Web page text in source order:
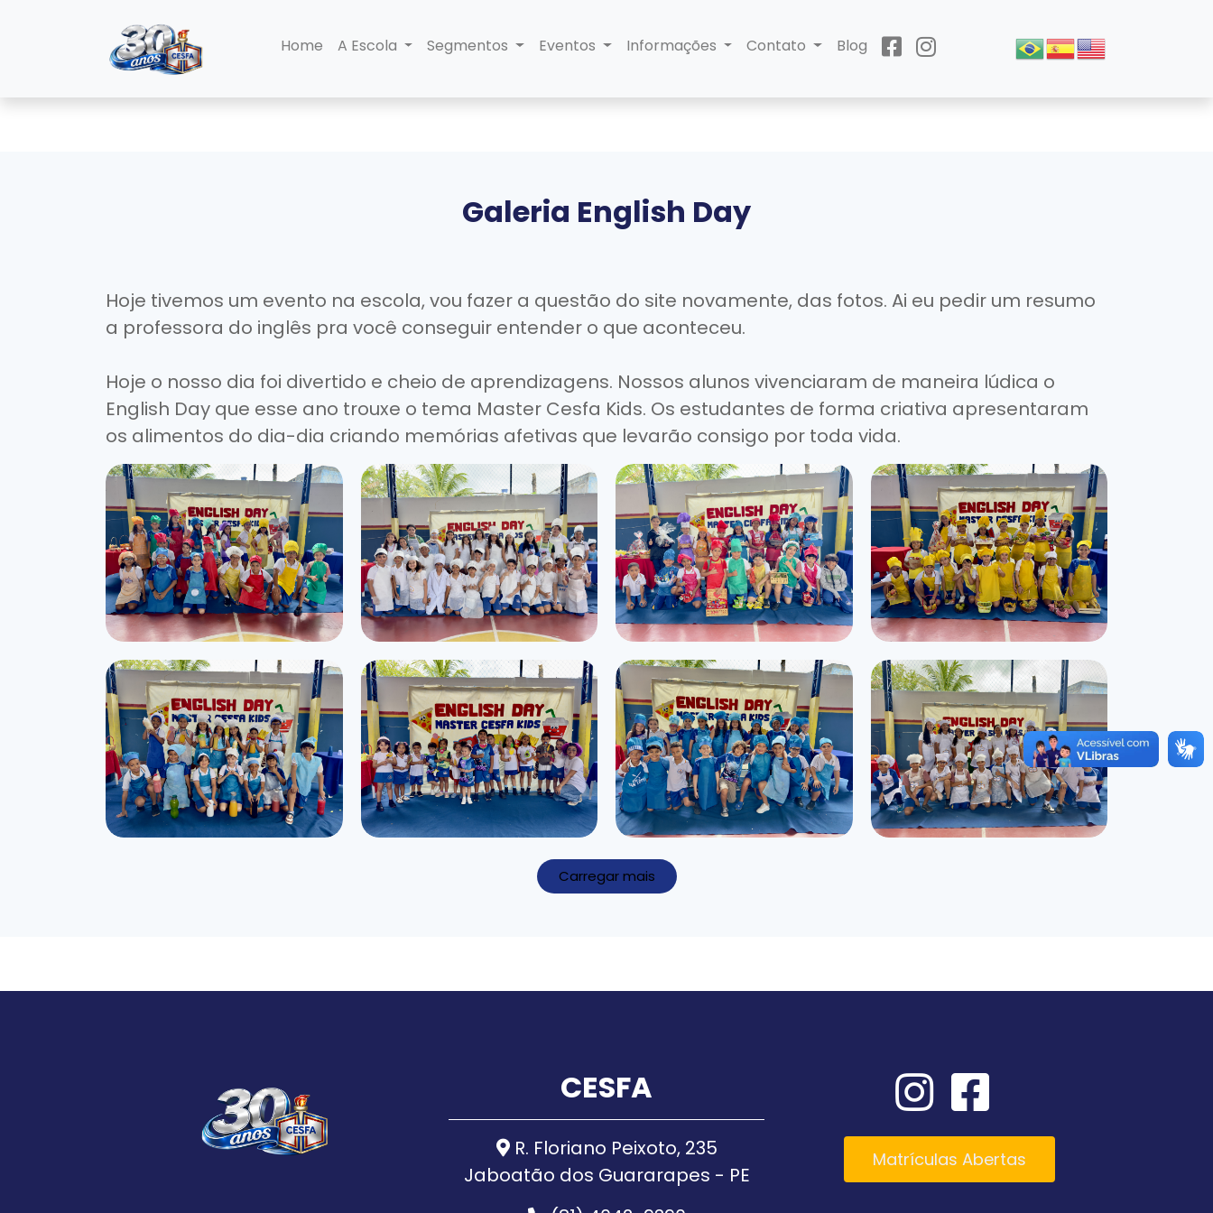
Home A Escola Segmentos Eventos Informações Contato Blog
Galeria English Day
Hoje tivemos um evento na escola, vou fazer a questão do site novamente, das fotos. Ai eu pedir um resumo
a professora do inglês pra você conseguir entender o que aconteceu.
Hoje o nosso dia foi divertido e cheio de aprendizagens. Nossos alunos vivenciaram de maneira lúdica o
English Day que esse ano trouxe o tema Master Cesfa Kids. Os estudantes de forma criativa apresentaram
os alimentos do dia-dia criando memórias afetivas que levarão consigo por toda vida.
Carregar mais
CESFA
R. Floriano Peixoto, 235
Jaboatão dos Guararapes - PE
Matrículas Abertas